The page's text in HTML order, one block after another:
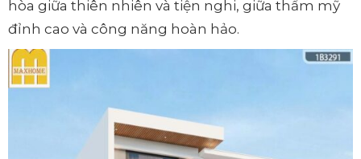
hòa giữa thiên nhiên và tiện nghi, giữa thẩm mỹ
đỉnh cao và công năng hoàn hảo.